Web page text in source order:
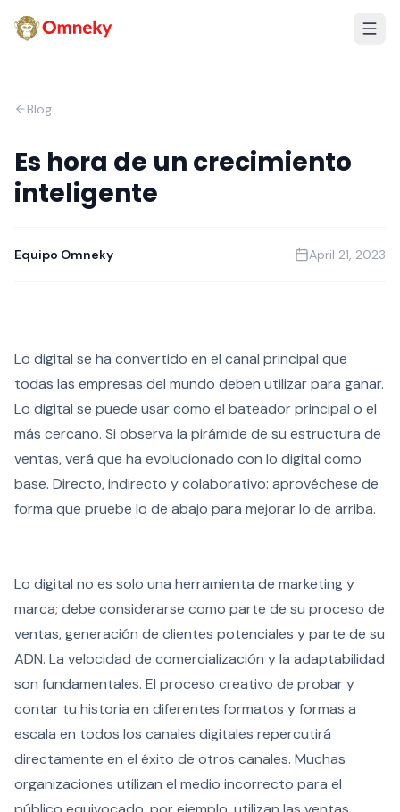
Blog
Es hora de un crecimiento
inteligente
Equipo Omneky April 21, 2023
Lo digital se ha convertido en el canal principal que
todas las empresas del mundo deben utilizar para ganar.
Lo digital se puede usar como el bateador principal o el
más cercano. Si observa la pirámide de su estructura de
ventas, verá que ha evolucionado con lo digital como
base. Directo, indirecto y colaborativo: aprovéchese de
forma que pruebe lo de abajo para mejorar lo de arriba.
Lo digital no es solo una herramienta de marketing y
marca; debe considerarse como parte de su proceso de
ventas, generación de clientes potenciales y parte de su
ADN. La velocidad de comercialización y la adaptabilidad
son fundamentales. El proceso creativo de probar y
contar tu historia en diferentes formatos y formas a
escala en todos los canales digitales repercutirá
directamente en el éxito de otros canales. Muchas
organizaciones utilizan el medio incorrecto para el